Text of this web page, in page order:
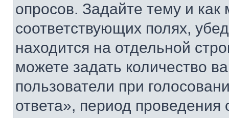
опросов. Задайте тему и
соответствующих полях,
находится на отдельной
можете задать количество
пользователи при
ответа», период проведения